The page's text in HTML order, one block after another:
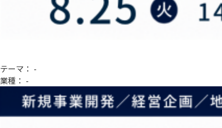
テーマ： -
業種： -